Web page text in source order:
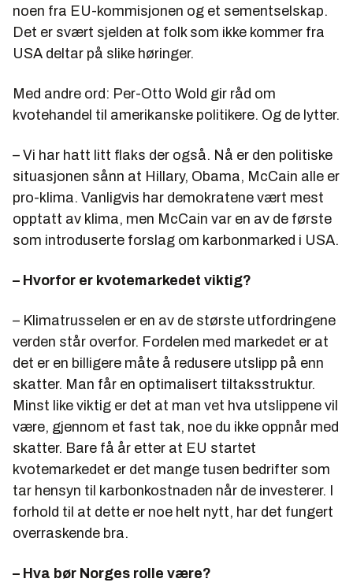
noen fra EU-kommisjonen og et sementselskap.
Det er svært sjelden at folk som ikke kommer fra
USA deltar på slike høringer.
Med andre ord: Per-Otto Wold gir råd om
kvotehandel til amerikanske politikere. Og de lytter.
– Vi har hatt litt flaks der også. Nå er den politiske
situasjonen sånn at Hillary, Obama, McCain alle er
pro-klima. Vanligvis har demokratene vært mest
opptatt av klima, men McCain var en av de første
som introduserte forslag om karbonmarked i USA.
– Hvorfor er kvotemarkedet viktig?
– Klimatrusselen er en av de største utfordringene
verden står overfor. Fordelen med markedet er at
det er en billigere måte å redusere utslipp på enn
skatter. Man får en optimalisert tiltaksstruktur.
Minst like viktig er det at man vet hva utslippene vil
være, gjennom et fast tak, noe du ikke oppnår med
skatter. Bare få år etter at EU startet
kvotemarkedet er det mange tusen bedrifter som
tar hensyn til karbonkostnaden når de investerer. I
forhold til at dette er noe helt nytt, har det fungert
overraskende bra.
– Hva bør Norges rolle være?